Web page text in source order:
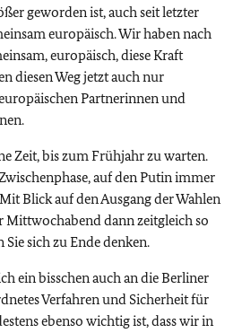
geworden ist, auch seit letzter
europäisch. Wir haben nach
europäisch, diese Kraft
diesen Weg jetzt auch nur
Partnerinnen und
Zeit, bis zum Frühjahr zu warten.
auf den Putin immer
Blick auf den Ausgang der Wahlen
Mittwochabend dann zeitgleich so
sich zu Ende denken.
ein bisschen auch an die Berliner
Verfahren und Sicherheit für
ebenso wichtig ist, dass wir in